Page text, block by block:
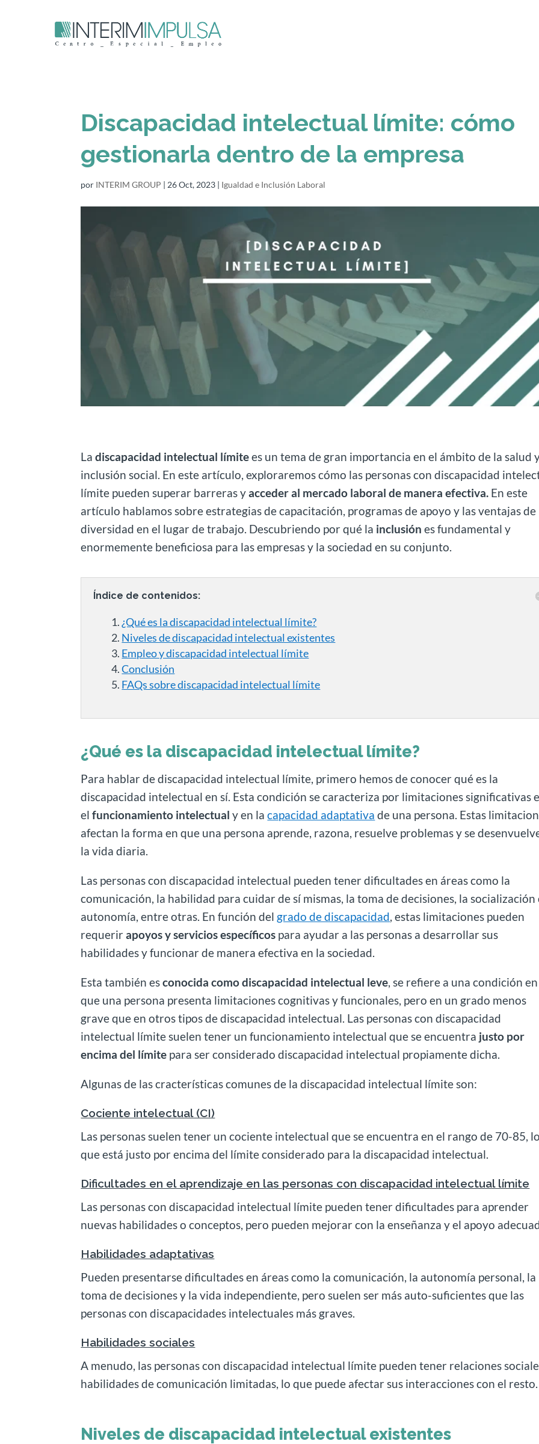
Discapacidad intelectual límite: cómo
gestionarla dentro de la empresa
por INTERIM GROUP | 26 Oct, 2023 | Igualdad e Inclusión Laboral
Ladiscapacidad intelectual límitees un tema de gran importancia en el ámbito de la salud
inclusión social. En este artículo, exploraremos cómo las personas con discapacidad
límite pueden superar barreras yacceder al mercado laboral de manera efectiva. En este
artículo hablamos sobre estrategias de capacitación, programas de apoyo y las ventajas de
diversidad en el lugar de trabajo. Descubriendo por qué la inclusión es fundamental y
enormemente beneficiosa para las empresas y la sociedad en su conjunto.
Índice de contenidos:
¿Qué es la discapacidad intelectual límite?
Niveles de discapacidad intelectual existentes
Empleo y discapacidad intelectual límite
Conclusión
FAQs sobre discapacidad intelectual límite
¿Qué es la discapacidad intelectual límite?
Para hablar de discapacidad intelectual límite, primero hemos de conocer qué es la
discapacidad intelectual en sí. Esta condición se caracteriza por limitaciones significativas
elfuncionamiento intelectual y en lacapacidad adaptativa de una persona. Estas
afectan la forma en que una persona aprende, razona, resuelve problemas y se
la vida diaria.
Las personas con discapacidad intelectual pueden tener dificultades en áreas como la
comunicación, la habilidad para cuidar de sí mismas, la toma de decisiones, la socialización
autonomía, entre otras. En función del grado de discapacidad, estas limitaciones pueden
requerirapoyos y servicios específicos para ayudar a las personas a desarrollar sus
habilidades y funcionar de manera efectiva en la sociedad.
Esta también esconocida como discapacidad intelectual leve, se refiere a una condición
que una persona presenta limitaciones cognitivas y funcionales, pero en un grado menos
grave que en otros tipos de discapacidad intelectual. Las personas con discapacidad
intelectual límite suelen tener un funcionamiento intelectual que se encuentra justo por
encima del límite para ser considerado discapacidad intelectual propiamente dicha.
Algunas de las cracterísticas comunes de la discapacidad intelectual límite son:
Cociente intelectual (CI)
Las personas suelen tener un cociente intelectual que se encuentra en el rango de 70-85, lo
que está justo por encima del límite considerado para la discapacidad intelectual.
Dificultades en el aprendizaje en las personas con discapacidad intelectual límite
Las personas con discapacidad intelectual límite pueden tener dificultades para aprender
nuevas habilidades o conceptos, pero pueden mejorar con la enseñanza y el apoyo
Habilidades adaptativas
Pueden presentarse dificultades en áreas como la comunicación, la autonomía personal, la
toma de decisiones y la vida independiente, pero suelen ser más auto-suficientes que las
personas con discapacidades intelectuales más graves.
Habilidades sociales
A menudo, las personas con discapacidad intelectual límite pueden tener relaciones
habilidades de comunicación limitadas, lo que puede afectar sus interacciones con el resto.
Niveles de discapacidad intelectual existentes